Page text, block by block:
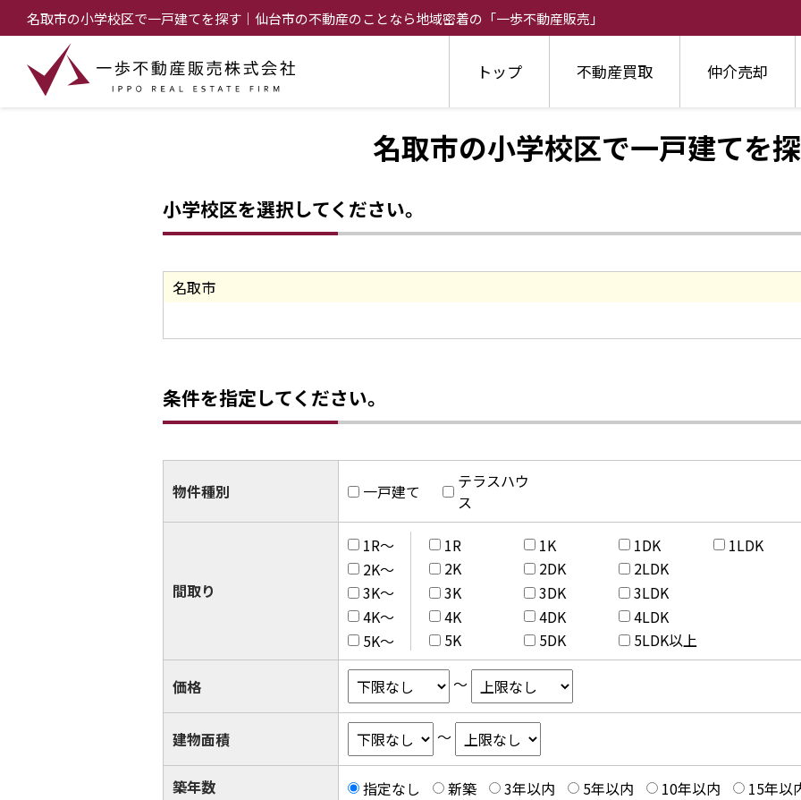
名取市の小学校区で一戸建てを探す｜仙台市の不動産のことなら地域密着の「一歩不動産販売」
トップ 不動産買取 仲介売却
名取市の小学校区で一戸建てを
小学校区を選択してください。
名取市
条件を指定してください。
物件種別 一戸建て
テラスハウ
ス
間取り
1R～
2K～
3K～
4K～
5K～
1R 1K 1DK
1LDK
2K
2DK
2LDK
3K
3DK
3LDK
4K
4DK
4LDK
5K
5DK 5LDK以上
価格 ～
建物面積 ～
築年数 指定なし 新築 3年以内 5年以内 10年以内 15年以